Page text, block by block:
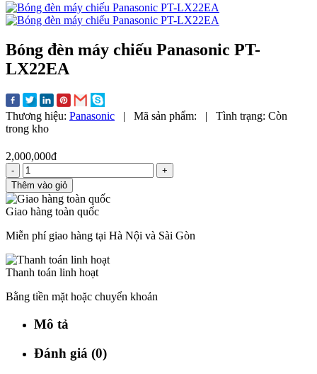
Bóng đèn máy chiếu Panasonic PT-
LX22EA
Thương hiệu: Panasonic | Mã sản phẩm: | Tình trạng: Còn
trong kho
2,000,000đ
-
+
Thêm vào giỏ
Giao hàng toàn quốc
Miễn phí giao hàng tại Hà Nội và Sài Gòn
Thanh toán linh hoạt
Bằng tiền mặt hoặc chuyển khoản
Mô tả
Đánh giá (0)